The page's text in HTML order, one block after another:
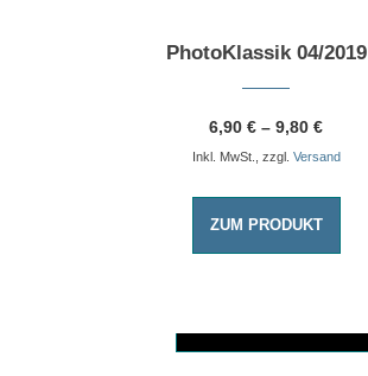
PhotoKlassik 04/2019
6,90 € – 9,80 €
Inkl. MwSt., zzgl. Versand
ZUM PRODUKT
Dieses Produkt weist mehrere Varianten auf. Die Optionen können auf der Produktseite gewählt werden